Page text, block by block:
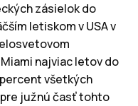
zásielok do
letiskom v USA v
najviac letov do
všetkých
južnú časť tohto